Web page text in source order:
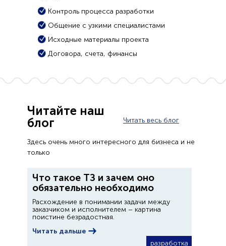
Контроль процесса разработки
Общение с узкими специалистами
Исходные материалы проекта
Договора, счета, финансы
Читать весь блог
Читайте наш
блог
Здесь очень много интересного для бизнеса и не
только
Что такое ТЗ и зачем оно
обязательно необходимо
Расхождение в понимании задачи между
заказчиком и исполнителем – картина
поистине безрадостная.
Читать дальше
разработка